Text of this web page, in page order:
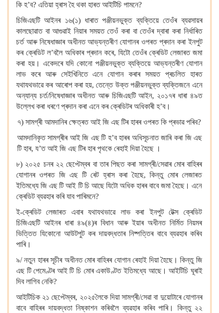
কি হ’ব? এতিয়া হ্ৰাস হৈ থকা হাৰত আইটিচি পামনে?
চিজিএছটি আইনৰ ১৬(১) ধাৰাত পঞ্জীয়নভুক্ত ব্যক্তিয়ে তেওঁৰ ব্যৱসায়ৰ
কালছোৱাত বা আগুৱাই নিয়াৰ সময়ত তেওঁ কৰা বা তেওঁৰ দ্বাৰা কৰা নিৰ্ধাৰিত
চৰ্ত আৰু নিষেধাজ্ঞাৰ অধীনত আভ্যন্তৰীণ যোগানৰ ওপৰত প্ৰদান কৰা ইনপুট
কৰ ক্ৰেডিট ল’বলৈ অধিকাৰ প্ৰদান কৰে, যিটো তেওঁৰ ক্ৰেডিট লেজাৰত জমা
কৰা হয়। একেদৰে যদি কোনো পঞ্জীয়নভুক্ত ব্যক্তিয়ে আভ্যন্তৰীণ যোগান
লাভ কৰে আৰু সেইখিনিতে এনে যোগান কৰাৰ সময়ত প্ৰচলিত হাৰত
যথাযথভাৱে কৰ আৰোপ কৰা হয়, তেন্তে উক্ত পঞ্জীয়নভুক্ত ব্যক্তিজনে এনে
অন্যান্য চৰ্ত/নিষেধাজ্ঞাৰ অধীনত আৰু চিজিএছটি আইন, ২০১৭ৰ ধাৰা ৪৯ত
উল্লেখ কৰা ধৰণে প্ৰদান কৰা এনে কৰ ক্ৰেডিটৰ অধিকাৰী হ’ব।
৭) সামগ্ৰী আমদানিৰ ক্ষেত্ৰত আই জি এছ টিৰ হাৰৰ ওপৰত কি প্ৰভাৱ পৰিব?
আমদানিকৃত সামগ্ৰীৰ আই জি এছ টি হ’ব হাৰৰ অধিসূচনাত জাৰি কৰা জি এছ
টি হাৰ, য’ত আই জি এছ টিৰ হাৰ পৃথকে ৰেহাই দিয়া হৈছে ।
৮) ২০২৫ চনৰ ২২ ছেপ্টেম্বৰ বা তাৰ পিছত কৰা সামগ্ৰী/সেৱাৰ মোৰ বাহিৰৰ
যোগানৰ ওপৰত জি এছ টি ৰেট হ্ৰাস কৰা হৈছে, কিন্তু মোৰ লেজাৰত
ইতিমধ্যে জি এছ টি আই টি চি আছে যিটো অধিক হাৰৰ বাবে জমা হৈছে। এনে
ক্ৰেডিট ব্যৱহাৰ কৰি যাব পাৰিমনে?
ই-ক্ৰেডিট লেজাৰত এবাৰ যথাযথভাৱে লাভ কৰা ইনপুট টেক্স ক্ৰেডিট
চিজিএছটি আইনৰ ধাৰা ৪৯(৪)ৰ বিধান আৰু ইয়াৰ অধীনত নিৰ্মিত নিয়মৰ
ভিত্তিত যিকোনো আউটপুট কৰ দায়বদ্ধতাৰ নিষ্পত্তিৰ বাবে ব্যৱহাৰ কৰিব
পাৰি।
৯/ নতুন হাৰৰ সূচীৰ অধীনত মোৰ বাহিৰৰ যোগান ৰেহাই দিয়া হৈছে। কিন্তু জি
এছ টি পেমেণ্টৰ আই টি চি মোৰ একাউণ্টত ইতিমধ্যে আছে। আইটিচি ঘূৰাই
দিব লাগিব নেকি?
আইটিচিক ২১ ছেপ্টেম্বৰ, ২০২৫লৈকে দিয়া সামগ্ৰী/সেৱা বা দুয়োটাৰে যোগানৰ
বাবে বাহিৰৰ দায়বদ্ধতা নিষ্কাশন কৰিবলৈ ব্যৱহাৰ কৰিব পাৰি। কিন্তু ২২